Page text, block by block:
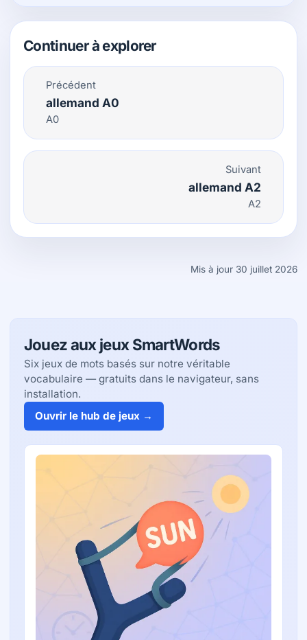
Continuer à explorer
Précédent
allemand A0
A0
Suivant
allemand A2
A2
Mis à jour 30 juillet 2026
Jouez aux jeux SmartWords
Six jeux de mots basés sur notre véritable
vocabulaire — gratuits dans le navigateur, sans
installation.
Ouvrir le hub de jeux →